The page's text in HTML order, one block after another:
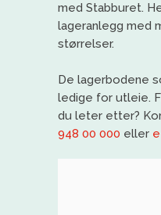
med Stabburet.
lageranlegg med
størrelser.
De lagerbodene
ledige for utleie.
du leter etter?
948 00 000 eller